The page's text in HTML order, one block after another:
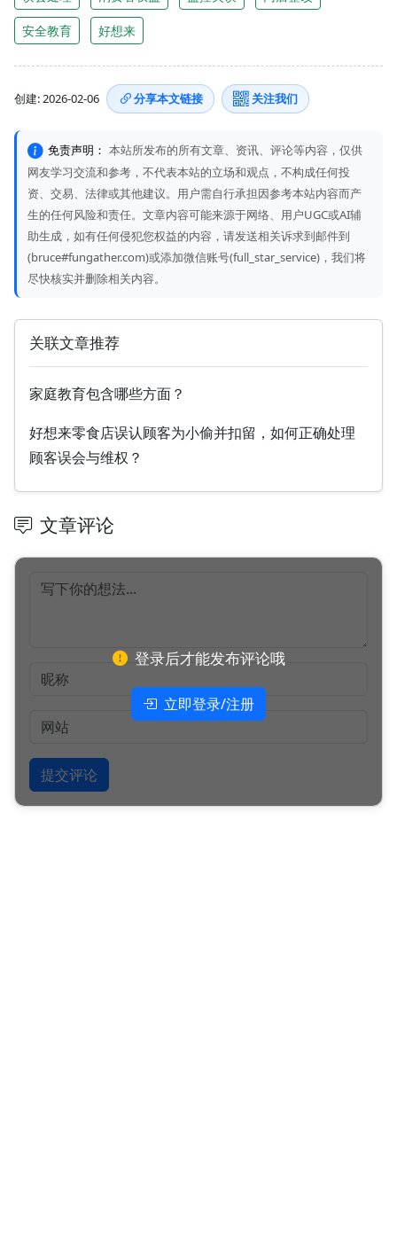
安全教育 好想来
创建: 2026-02-06 分享本文链接 关注我们
免责声明： 本站所发布的所有文章、资讯、评论等内容，仅供
网友学习交流和参考，不代表本站的立场和观点，不构成任何投
资、交易、法律或其他建议。用户需自行承担因参考本站内容而产
生的任何风险和责任。文章内容可能来源于网络、用户UGC或AI辅
助生成，如有任何侵犯您权益的内容，请发送相关诉求到邮件到
(bruce#fungather.com)或添加微信账号(full_star_service)，我们将
尽快核实并删除相关内容。
关联文章推荐
家庭教育包含哪些方面？
好想来零食店误认顾客为小偷并扣留，如何正确处理
顾客误会与维权？
文章评论
登录后才能发布评论哦
立即登录/注册
提交评论